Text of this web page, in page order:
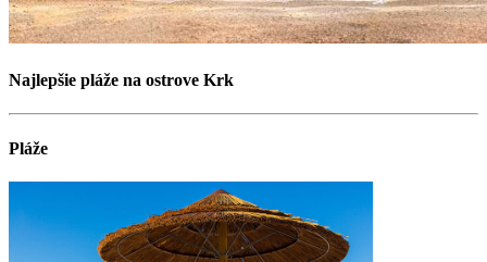
Najlepšie pláže na ostrove Krk
Pláže